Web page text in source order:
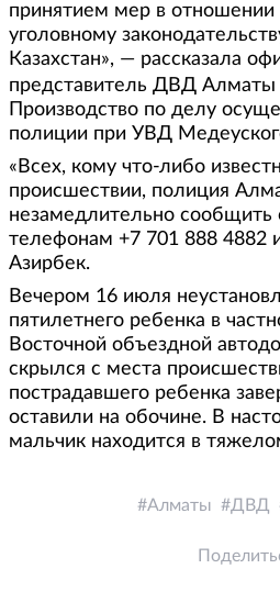
принятием мер в отношении
уголовному
Казахстан», — рассказала
представитель ДВД Алматы
Производство по делу
полиции при УВД
«Всех, кому что-либо
происшествии, полиция
незамедлительно сообщить
телефонам +7 701 888 4882
Азирбек.
Вечером 16 июля
пятилетнего ребенка в
Восточной объездной
скрылся с места
пострадавшего ребенка
оставили на обочине. В
мальчик находится в
Алматы ДВД